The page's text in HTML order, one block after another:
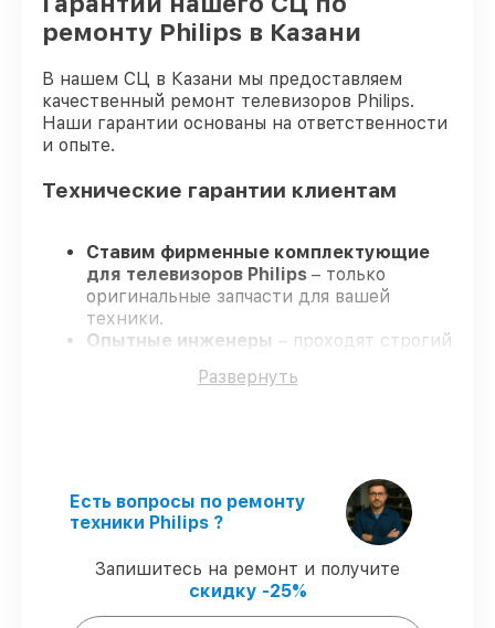
ремонту Philips в Казани
В нашем СЦ в Казани мы предоставляем
качественный ремонт телевизоров Philips.
Наши гарантии основаны на ответственности
и опыте.
Технические гарантии клиентам
Ставим фирменные комплектующие
для телевизоров Philips – только
оригинальные запчасти для вашей
техники.
Опытные инженеры – проходят строгий
надёжность ремонта.
виды работ и комплектующие для
телевизоров Philips предоставляется
Мы гарантируем:
Развернуть
Есть вопросы по ремонту
техники Philips ?
Запишитесь на ремонт и получите
скидку -25%